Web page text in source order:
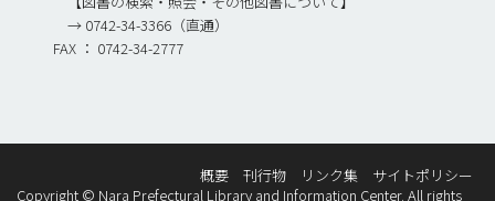
→ 0742-34-3366（直通）
FAX ： 0742-34-2777
概要 刊行物 リンク集
サイトポリシー
Copyright © Nara Prefectural Library and Information Center. All rights